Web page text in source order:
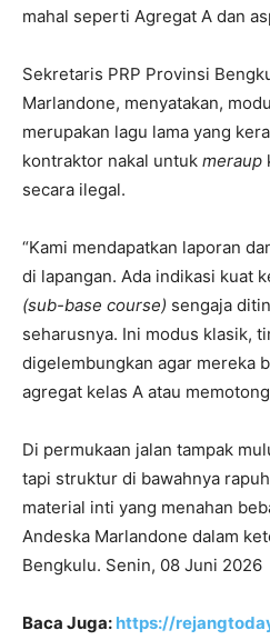
mahal seperti Agregat A dan
Sekretaris PRP Provinsi
Marlandone, menyatakan,
merupakan lagu lama yang
kontraktor nakal untuk meraup
secara ilegal.
“Kami mendapatkan laporan
di lapangan. Ada indikasi kuat
(sub-base course) sengaja
seharusnya. Ini modus klasik,
digelembungkan agar mereka
agregat kelas A atau
Di permukaan jalan tampak
tapi struktur di bawahnya
material inti yang menahan
Andeska Marlandone dalam
Bengkulu. Senin, 08 Juni 2026
Baca Juga: https://